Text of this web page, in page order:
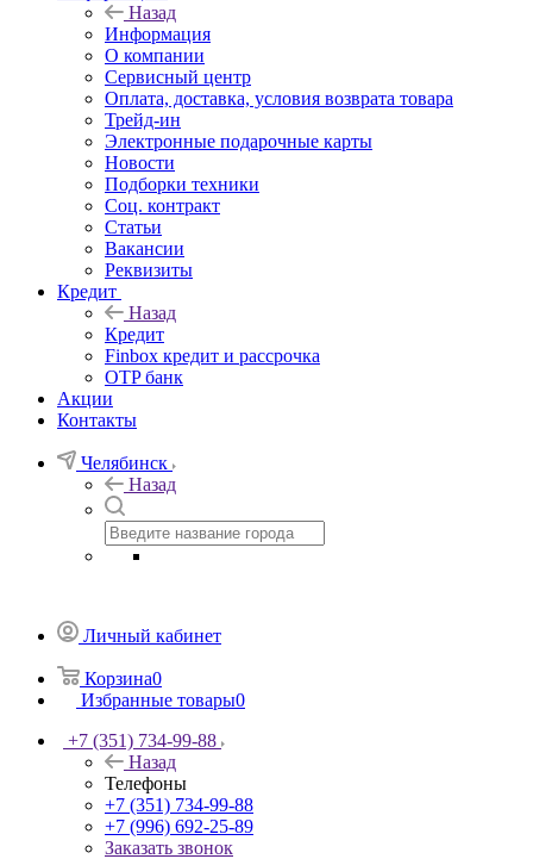
Назад
Информация
О компании
Сервисный центр
Оплата, доставка, условия возврата товара
Трейд-ин
Электронные подарочные карты
Новости
Подборки техники
Соц. контракт
Статьи
Вакансии
Реквизиты
Кредит
Назад
Кредит
Finbox кредит и рассрочка
OTP банк
Акции
Контакты
Челябинск
Назад
Личный кабинет
Корзина0
Избранные товары0
+7 (351) 734-99-88
Назад
Телефоны
+7 (351) 734-99-88
+7 (996) 692-25-89
Заказать звонок